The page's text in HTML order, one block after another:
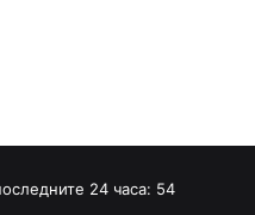
24 часа: 54